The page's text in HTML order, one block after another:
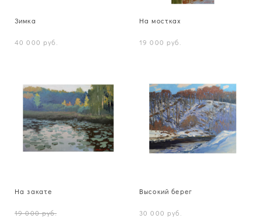
Зимка
40 000 pуб.
На мостках
19 000 pуб.
На закате
19 000 pуб.
Высокий берег
30 000 pуб.